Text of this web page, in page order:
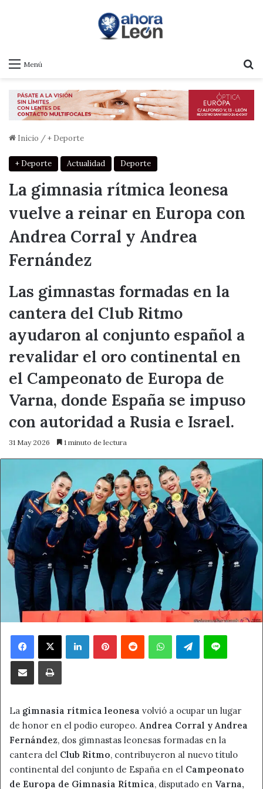
Menú
Inicio /+ Deporte
+ Deporte Actualidad Deporte
La gimnasia rítmica leonesa
vuelve a reinar en Europa con
Andrea Corral y Andrea
Fernández
Las gimnastas formadas en la
cantera del Club Ritmo
ayudaron al conjunto español a
revalidar el oro continental en
el Campeonato de Europa de
Varna, donde España se impuso
con autoridad a Rusia e Israel.
31 May 2026 1 minuto de lectura
Facebook
X LinkedInPinterestReddit WhatsAppTelegramLine
Compartir por correo electrónicoImprimir
La gimnasia rítmica leonesa volvió a ocupar un lugar
de honor en el podio europeo. Andrea Corral y Andrea
Fernández, dos gimnastas leonesas formadas en la
cantera del Club Ritmo, contribuyeron al nuevo título
continental del conjunto de España en el Campeonato
de Europa de Gimnasia Rítmica, disputado en Varna,